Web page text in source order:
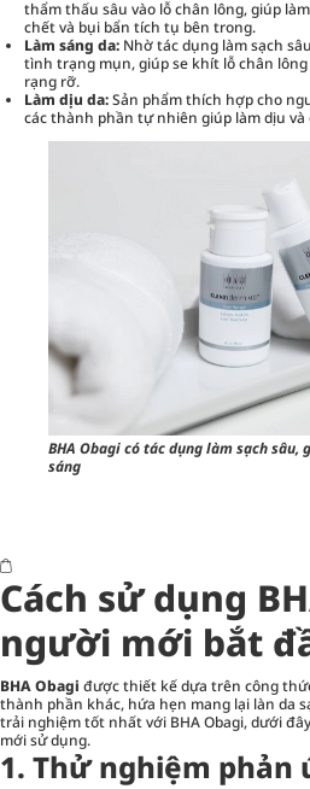
thẩm thấu sâu vào lỗ chân lông, giúp
chết và bụi bẩn tích tụ bên trong.
Làm sáng da: Nhờ tác dụng làm sạch
tình trạng mụn, giúp se khít lỗ chân
rạng rỡ.
Làm dịu da:Sản phẩm thích hợp cho
các thành phần tự nhiên giúp làm dịu
BHA Obagi có tác dụng làm sạch sâu,
sáng
Cách sử dụng
người mới bắt
BHA Obagi được thiết kế dựa trên công
thành phần khác, hứa hẹn mang lại làn da
trải nghiệm tốt nhất với BHA Obagi, dưới
mới sử dụng.
1. Thử nghiệm phản